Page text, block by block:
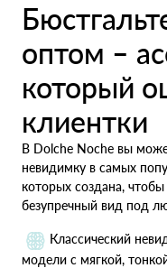
оптом –
который
клиентки
В Dolche Noche вы
невидимку в самых
которых создана,
безупречный вид под
Классический
модели с мягкой,